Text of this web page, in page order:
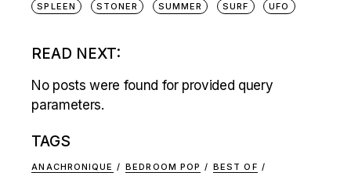
SPLEEN
STONER SUMMER SURF UFO
READ NEXT:
No posts were found for provided query
parameters.
TAGS
ANACHRONIQUE BEDROOM POP
BEST OF